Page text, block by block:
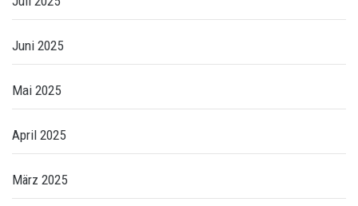
Juni 2025
Mai 2025
April 2025
März 2025